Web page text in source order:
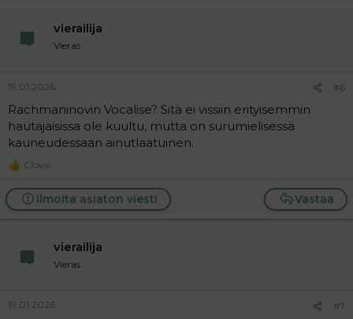
vierailija
Vieras
19.01.2026 #6
Rachmaninovin Vocalise? Sitä ei vissiin erityisemmin
hautajaisissa ole kuultu, mutta on surumielisessä
kauneudessaan ainutlaatuinen.
R
a
c
t
Clovis
Vastaa
Ilmoita asiaton viesti
vierailija
Vieras
19.01.2026 #7